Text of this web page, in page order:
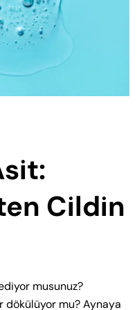
Cildin
musunuz?
dökülüyor mu? Aynaya